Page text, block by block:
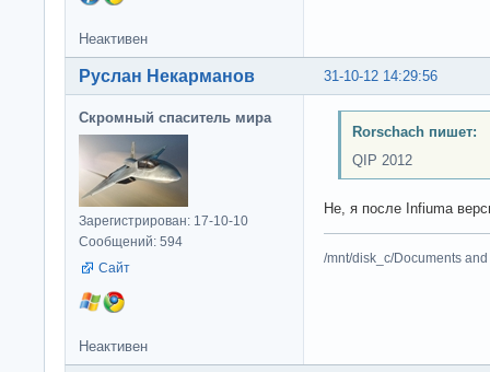
Неактивен
31-10-12 14:29:56
Руслан Некарманов
Скромный спаситель мира
Зарегистрирован: 17-10-10
Сообщений: 594
Сайт
Rorschach пишет:
QIP 2012
Не, я после Infiuma
/mnt/disk_c/Documents
Неактивен